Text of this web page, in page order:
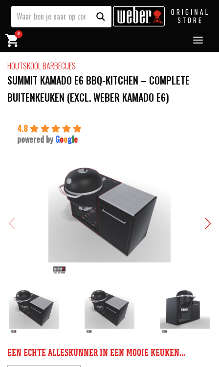
0
HOUTSKOOL BARBECUES
SUMMIT KAMADO E6 BBQ-KITCHEN – COMPLETE
BUITENKEUKEN (EXCL. WEBER KAMADO E6)
4.8
powered by Google
EEN ECHTE ALLESKUNNER IN EEN MOOIE KEUKEN...